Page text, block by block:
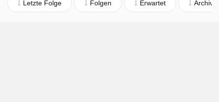
Letzte Folge Folgen Erwartet Archiv